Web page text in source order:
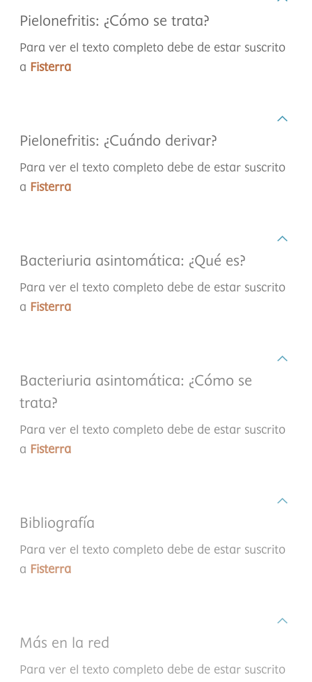
Pielonefritis: ¿Cómo se trata?
Para ver el texto completo debe de estar suscrito
a Fisterra
Pielonefritis: ¿Cuándo derivar?
Para ver el texto completo debe de estar suscrito
a Fisterra
Bacteriuria asintomática: ¿Qué es?
Para ver el texto completo debe de estar suscrito
a Fisterra
Bacteriuria asintomática: ¿Cómo se
trata?
Para ver el texto completo debe de estar suscrito
a Fisterra
Bibliografía
Para ver el texto completo debe de estar suscrito
a Fisterra
Más en la red
Para ver el texto completo debe de estar suscrito